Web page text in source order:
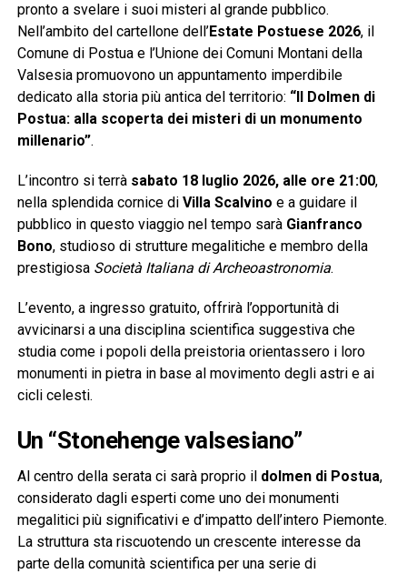
pronto a svelare i suoi misteri al grande pubblico.
Nell’ambito del cartellone dell’Estate Postuese 2026, il
Comune di Postua e l’Unione dei Comuni Montani della
Valsesia promuovono un appuntamento imperdibile
dedicato alla storia più antica del territorio: “Il Dolmen di
Postua: alla scoperta dei misteri di un monumento
millenario”.
L’incontro si terrà sabato 18 luglio 2026, alle ore 21:00,
nella splendida cornice di Villa Scalvino e a guidare il
pubblico in questo viaggio nel tempo sarà Gianfranco
Bono, studioso di strutture megalitiche e membro della
prestigiosa Società Italiana di Archeoastronomia.
L’evento, a ingresso gratuito, offrirà l’opportunità di
avvicinarsi a una disciplina scientifica suggestiva che
studia come i popoli della preistoria orientassero i loro
monumenti in pietra in base al movimento degli astri e ai
cicli celesti.
Un “Stonehenge valsesiano”
Al centro della serata ci sarà proprio il dolmen di Postua,
considerato dagli esperti come uno dei monumenti
megalitici più significativi e d’impatto dell’intero Piemonte.
La struttura sta riscuotendo un crescente interesse da
parte della comunità scientifica per una serie di